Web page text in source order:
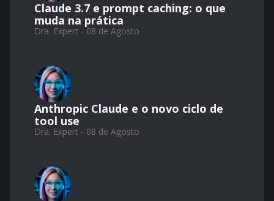
Claude 3.7 e prompt caching: o que
muda na prática
Dra. Expert - 08 de Agosto
Anthropic Claude e o novo ciclo de
tool use
Dra. Expert - 08 de Agosto